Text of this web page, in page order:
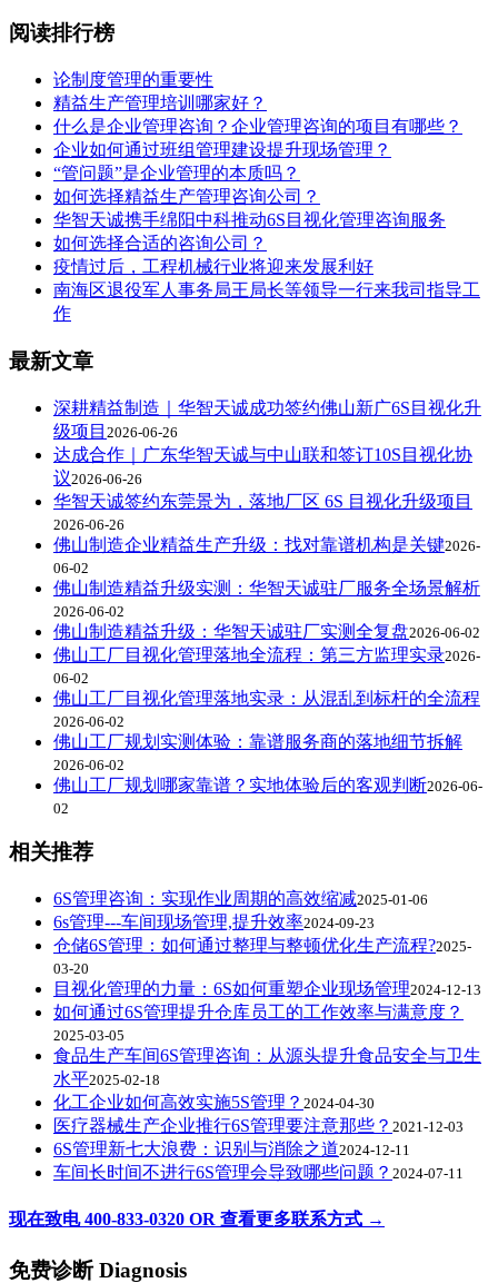
阅读排行榜
论制度管理的重要性
精益生产管理培训哪家好？
什么是企业管理咨询？企业管理咨询的项目有哪些？
企业如何通过班组管理建设提升现场管理？
“管问题”是企业管理的本质吗？
如何选择精益生产管理咨询公司？
华智天诚携手绵阳中科推动6S目视化管理咨询服务
如何选择合适的咨询公司？
疫情过后，工程机械行业将迎来发展利好
南海区退役军人事务局王局长等领导一行来我司指导工
作
最新文章
深耕精益制造｜华智天诚成功签约佛山新广6S目视化升
级项目 2026-06-26
达成合作｜广东华智天诚与中山联和签订10S目视化协
议2026-06-26
华智天诚签约东莞景为，落地厂区 6S 目视化升级项目
2026-06-26
佛山制造企业精益生产升级：找对靠谱机构是关键2026-
06-02
佛山制造精益升级实测：华智天诚驻厂服务全场景解析
2026-06-02
佛山制造精益升级：华智天诚驻厂实测全复盘2026-06-02
佛山工厂目视化管理落地全流程：第三方监理实录2026-
06-02
佛山工厂目视化管理落地实录：从混乱到标杆的全流程
2026-06-02
佛山工厂规划实测体验：靠谱服务商的落地细节拆解
2026-06-02
佛山工厂规划哪家靠谱？实地体验后的客观判断2026-06-
02
相关推荐
6S管理咨询：实现作业周期的高效缩减2025-01-06
6s管理---车间现场管理,提升效率2024-09-23
仓储6S管理：如何通过整理与整顿优化生产流程?2025-
03-20
目视化管理的力量：6S如何重塑企业现场管理2024-12-13
如何通过6S管理提升仓库员工的工作效率与满意度？
2025-03-05
食品生产车间6S管理咨询：从源头提升食品安全与卫生
水平2025-02-18
化工企业如何高效实施5S管理？ 2024-04-30
医疗器械生产企业推行6S管理要注意那些？ 2021-12-03
6S管理新七大浪费：识别与消除之道2024-12-11
车间长时间不进行6S管理会导致哪些问题？ 2024-07-11
现在致电 400-833-0320 OR 查看更多联系方式 →
免费诊断 Diagnosis